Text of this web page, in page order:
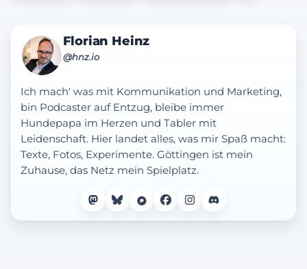
Florian Heinz
@hnz.io
Ich mach' was mit Kommunikation und Marketing,
bin Podcaster auf Entzug, bleibe immer
Hundepapa im Herzen und Tabler mit
Leidenschaft. Hier landet alles, was mir Spaß macht:
Texte, Fotos, Experimente. Göttingen ist mein
Zuhause, das Netz mein Spielplatz.